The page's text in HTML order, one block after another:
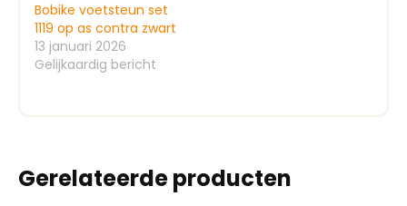
Bobike voetsteun set
1119 op as contra zwart
13 januari 2026
Gelijkaardig bericht
Gerelateerde producten